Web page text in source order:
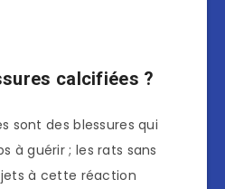
calcifiées ?
sont des blessures qui
à guérir ; les rats sans
à cette réaction